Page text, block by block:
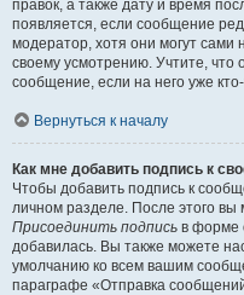
правок, а также дату и время
появляется, если сообщение
модератор, хотя они могут
своему усмотрению. Учтите, что
сообщение, если на него уже
Вернуться к началу
Как мне добавить подпись к
Чтобы добавить подпись к
личном разделе. После этого
Присоединить подпись в форме
добавилась. Вы также можете
умолчанию ко всем вашим
параграфе «Отправка